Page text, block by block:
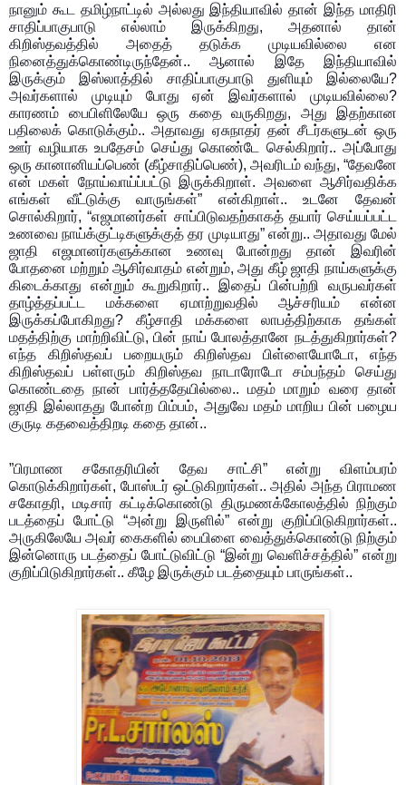
நானும் கூட தமிழ்நாட்டில் அல்லது இந்தியாவில் தான் இந்த மாதிரி
சாதிப்பாகுபாடு எல்லாம் இருக்கிறது, அதனால் தான்
கிறிஸ்தவத்தில் அதைத் தடுக்க முடியவில்லை என
நினைத்துக்கொண்டிருந்தேன்.. ஆனால் இதே இந்தியாவில்
இருக்கும் இஸ்லாத்தில் சாதிப்பாகுபாடு துளியும் இல்லையே?
அவர்களால் முடியும் போது ஏன் இவர்களால் முடியவில்லை?
காரணம் பைபிளிலேயே ஒரு கதை வருகிறது, அது இதற்கான
பதிலைக் கொடுக்கும்.. அதாவது ஏசுநாதர் தன் சீடர்களுடன் ஒரு
ஊர் வழியாக உபதேசம் செய்து கொண்டே செல்கிறார்.. அப்போது
ஒரு கானானியப்பெண் (கீழ்சாதிப்பெண்), அவரிடம் வந்து, “தேவனே
என் மகள் நோய்வாய்ப்பட்டு இருக்கிறாள். அவளை ஆசிர்வதிக்க
எங்கள் வீட்டுக்கு வாருங்கள்” என்கிறாள்.. உடனே தேவன்
சொல்கிறார், “எஜமானர்கள் சாப்பிடுவதற்காகத் தயார் செய்யப்பட்ட
உணவை நாய்க்குட்டிகளுக்குத் தர முடியாது” என்று.. அதாவது மேல்
ஜாதி எஜமானர்களுக்கான உணவு போன்றது தான் இவரின்
போதனை மற்றும் ஆசிர்வாதம் என்றும், அது கீழ் ஜாதி நாய்களுக்கு
கிடைக்காது என்றும் கூறுகிறார்.. இதைப் பின்பற்றி வருபவர்கள்
தாழ்த்தப்பட்ட மக்களை ஏமாற்றுவதில் ஆச்சரியம் என்ன
இருக்கப்போகிறது? கீழ்சாதி மக்களை லாபத்திற்காக தங்கள்
மதத்திற்கு மாற்றிவிட்டு, பின் நாய் போலத்தானே நடத்துகிறார்கள்?
எந்த கிறிஸ்தவப் பறையரும் கிறிஸ்தவ பிள்ளையோடோ, எந்த
கிறிஸ்தவப் பள்ளரும் கிறிஸ்தவ நாடாரோடோ சம்பந்தம் செய்து
கொண்டதை நான் பார்த்ததேயில்லை.. மதம் மாறும் வரை தான்
ஜாதி இல்லாதது போன்ற பிம்பம், அதுவே மதம் மாறிய பின் பழைய
குருடி கதவைத்திறடி கதை தான்..
”பிரமாண சகோதரியின் தேவ சாட்சி” என்று விளம்பரம்
கொடுக்கிறார்கள், போஸ்டர் ஒட்டுகிறார்கள்.. அதில் அந்த பிராமண
சகோதரி, மடிசார் கட்டிக்கொண்டு திருமணக்கோலத்தில் நிற்கும்
படத்தைப் போட்டு “அன்று இருளில்” என்று குறிப்பிடுகிறார்கள்..
அருகிலேயே அவர் கைகளில் பைபிளை வைத்துக்கொண்டு நிற்கும்
இன்னொரு படத்தைப் போட்டுவிட்டு “இன்று வெளிச்சத்தில்” என்று
குறிப்பிடுகிறார்கள்.. கீழே இருக்கும் படத்தையும் பாருங்கள்..